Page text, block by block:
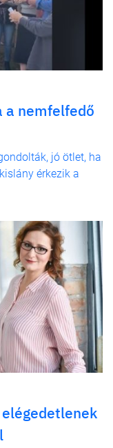
a nemfelfedő
jó ötlet, ha
érkezik a